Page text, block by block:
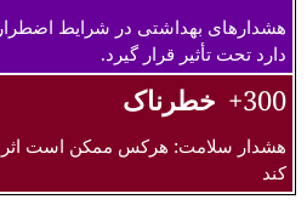
هشدارهای بهداشتی در شرایط
دارد تحت تأثیر قرار گیرد.
300+ خطرناک
هشدار سلامت: هرکس ممکن است
کند